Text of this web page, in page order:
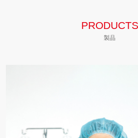
PRODUCTS
製品